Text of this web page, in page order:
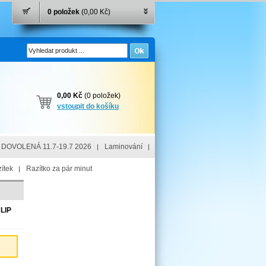
0 položek (0,00 Kč)
0,00 Kč (0 položek)
vstoupit do košíku
DOVOLENÁ 11.7-19.7 2026 Laminování
Razítko za pár minut